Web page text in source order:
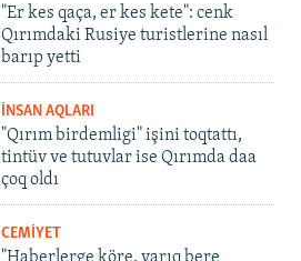
"Er kes qaça, er kes kete": cenk
Qırımdaki Rusiye turistlerine nasıl
barıp yetti
İNSAN AQLARI
"Qırım birdemligi" işini toqtattı,
tintüv ve tutuvlar ise Qırımda daa
çoq oldı
CEMİYET